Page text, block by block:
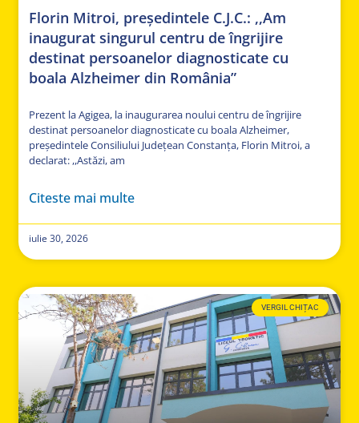
Florin Mitroi, președintele C.J.C.: ,,Am
inaugurat singurul centru de îngrijire
destinat persoanelor diagnosticate cu
boala Alzheimer din România”
Prezent la Agigea, la inaugurarea noului centru de îngrijire
destinat persoanelor diagnosticate cu boala Alzheimer,
președintele Consiliului Județean Constanța, Florin Mitroi, a
declarat: ,,Astăzi, am
Citeste mai multe
iulie 30, 2026
VERGIL CHIȚAC